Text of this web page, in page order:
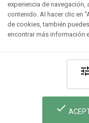
Desarrollado por V·Farma-
Términos y condiciones
experiencia de navegación,
contenido. Al hacer clic en
de cookies, también
encontrar más información
done